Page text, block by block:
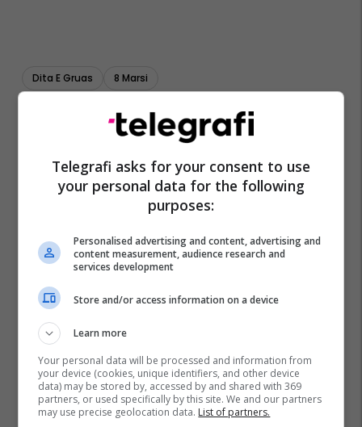
Dita E Gruas 8 Marsi
Telegrafi asks for your consent to use
your personal data for the following
purposes:
Personalised advertising and content, advertising and
content measurement, audience research and
services development
Store and/or access information on a device
Learn more
Your personal data will be processed and information from
your device (cookies, unique identifiers, and other device
data) may be stored by, accessed by and shared with 369
partners, or used specifically by this site. We and our partners
may use precise geolocation data. List of partners.